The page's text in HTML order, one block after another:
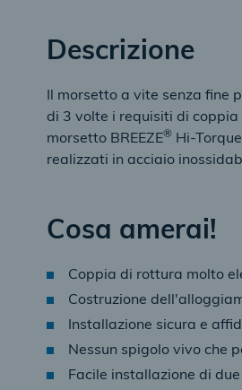
Descrizione
Il morsetto a vite senza fine
di 3 volte i requisiti di coppia
morsetto BREEZE® Hi-
realizzati in acciaio
Cosa amerai!
Coppia di rottura molto
Costruzione
Installazione sicura e
Nessun spigolo vivo che
Facile installazione di